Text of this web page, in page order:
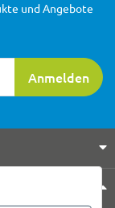
Anmelden
und Angebote